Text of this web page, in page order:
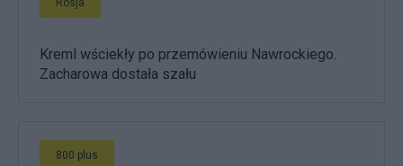
Rosja
Kreml wściekły po przemówieniu Nawrockiego.
Zacharowa dostała szału
800 plus